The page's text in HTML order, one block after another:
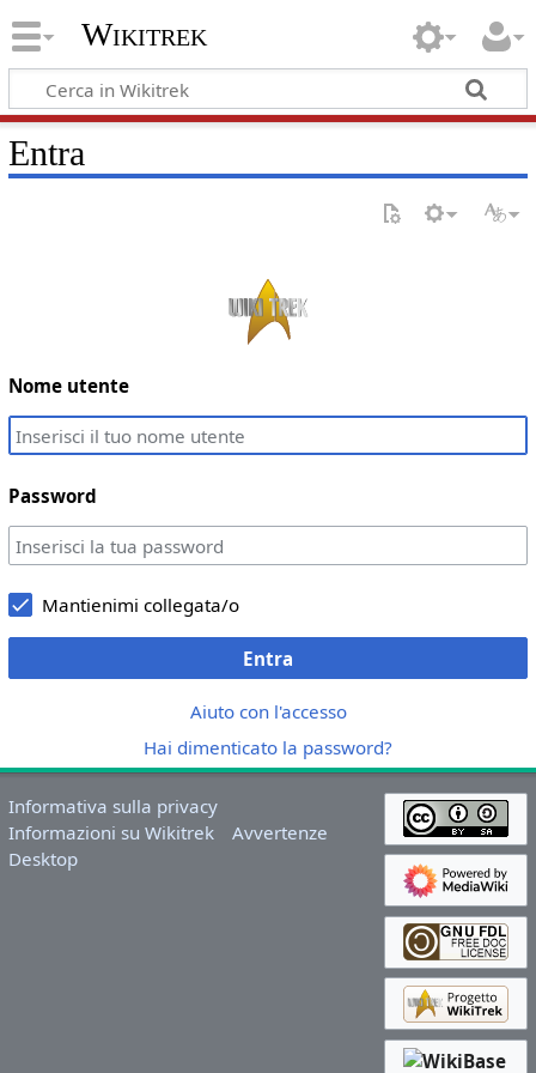
Wikitrek
Entra
Nome utente
Password
Mantienimi collegata/o
Entra
Aiuto con l'accesso
Hai dimenticato la password?
Informativa sulla privacy
Informazioni su Wikitrek
Avvertenze
Desktop